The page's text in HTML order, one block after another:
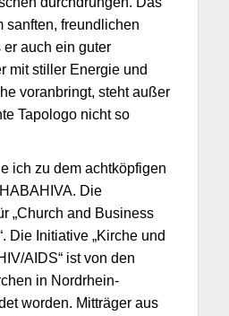
sanften, freundlichen
er auch ein guter
mit stiller Energie und
voranbringt, steht außer
Tapologo nicht so
ich zu dem achtköpfigen
Die
„Church and Business
Die Initiative „Kirche und
AIDS“ ist von den
in Nordrhein-
worden. Mitträger aus